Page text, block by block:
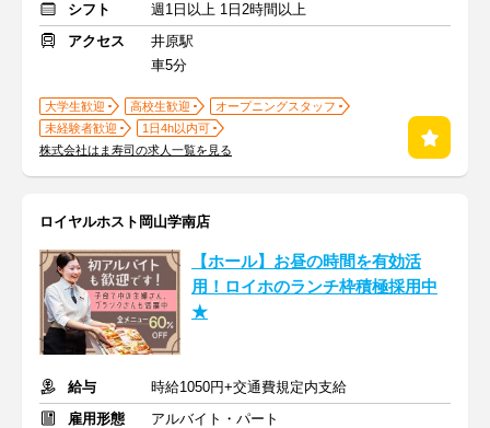
シフト
週1日以上 1日2時間以上
アクセス
井原駅
車5分
大学生歓迎 高校生歓迎
オープニングスタッフ
未経験者歓迎
1日4h以内可
株式会社はま寿司の求人一覧を見る
ロイヤルホスト岡山学南店
【ホール】お昼の時間を有効活
用！ロイホのランチ枠積極採用中
★
給与
時給1050円+交通費規定内支給
雇用形態
アルバイト・パート